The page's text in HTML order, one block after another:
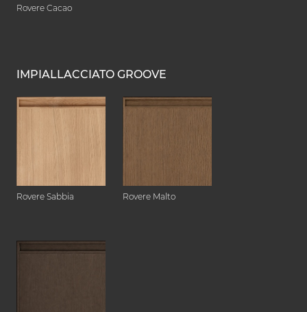
Rovere Cacao
IMPIALLACCIATO GROOVE
Rovere Sabbia Rovere Malto